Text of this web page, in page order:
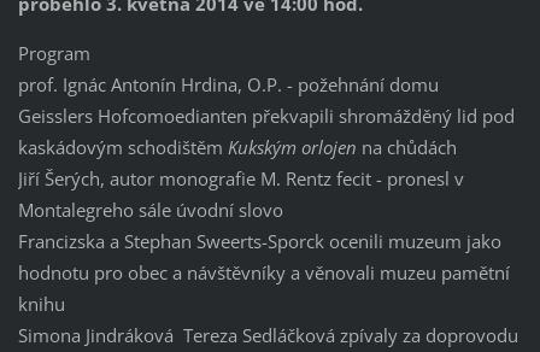
Program
prof. Ignác Antonín Hrdina, O.P. - požehnání domu
Geisslers Hofcomoedianten překvapili shromážděný lid pod
kaskádovým schodištěm Kukským orlojen na chůdách
Jiří Šerých, autor monografie M. Rentz fecit - pronesl v
Montalegreho sále úvodní slovo
Francizska a Stephan Sweerts-Sporck ocenili muzeum jako
hodnotu pro obec a návštěvníky a věnovali muzeu pamětní
knihu
Simona Jindráková Tereza Sedláčková zpívaly za doprovodu